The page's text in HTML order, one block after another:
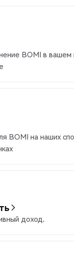
BOMI в вашем
BOMI на наших
доход.